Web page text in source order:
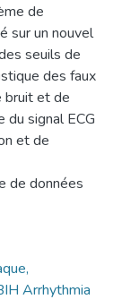
de
sur un nouvel
seuils de
des faux
bruit et de
du signal ECG
et de
de données
Arrhythmia